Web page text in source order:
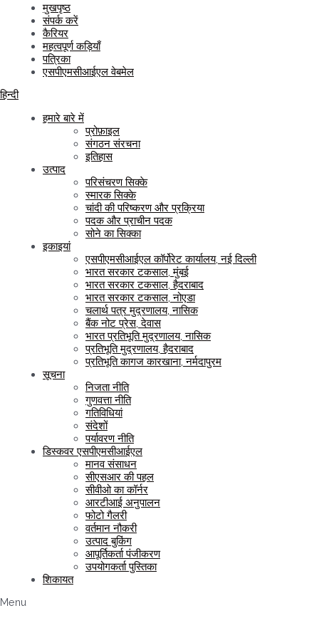
मुखपृष्ठ
संपर्क करें
कैरियर
महत्वपूर्ण कड़ियाँ
पत्रिका
एसपीएमसीआईएल वेबमेल
हिन्दी
हमारे बारे में
प्रोफ़ाइल
संगठन संरचना
इतिहास
उत्पाद
परिसंचरण सिक्के
स्मारक सिक्के
चांदी की परिष्करण और प्रक्रिया
पदक और प्राचीन पदक
सोने का सिक्का
इकाइयां
एसपीएमसीआईएल कॉर्पोरेट कार्यालय, नई दिल्ली
भारत सरकार टकसाल, मुंबई
भारत सरकार टकसाल, हैदराबाद
भारत सरकार टकसाल, नोएडा
चलार्थ पत्र मुद्रणालय, नासिक
बैंक नोट प्रेस, देवास
भारत प्रतिभूति मुद्रणालय, नासिक
प्रतिभूति मुद्रणालय, हैदराबाद
प्रतिभूति कागज कारखाना, नर्मदापुरम
सूचना
निजता नीति
गुणवत्ता नीति
गतिविधियां
संदेशों
पर्यावरण नीति
डिस्कवर एसपीएमसीआईएल
मानव संसाधन
सीएसआर की पहल
सीवीओ का कॉर्नर
आरटीआई अनुपालन
फोटो गैलरी
वर्तमान नौकरी
उत्पाद बुकिंग
आपूर्तिकर्ता पंजीकरण
उपयोगकर्ता पुस्तिका
शिकायत
Menu